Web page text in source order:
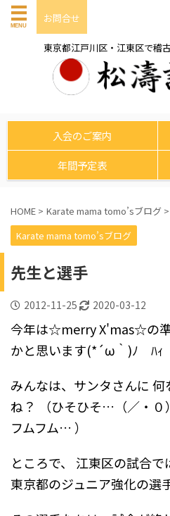
お問合せ
東京都江戸川区・江東区で稽
入会のご案内
年間予定表
HOME > Karate mama tomo’sブログ >
Karate mama tomo’sブログ
先生と選手
2012-11-25 2020-03-12
今年は☆merry X'mas☆の
かと思います(*´ω｀)ﾉ ﾊｨ
みんなは、サンタさんに 何
ね？
（ひそひそ…（／・０
フムフム… ）
ところで、
江東区の試合で
東京都のジュニア強化の選